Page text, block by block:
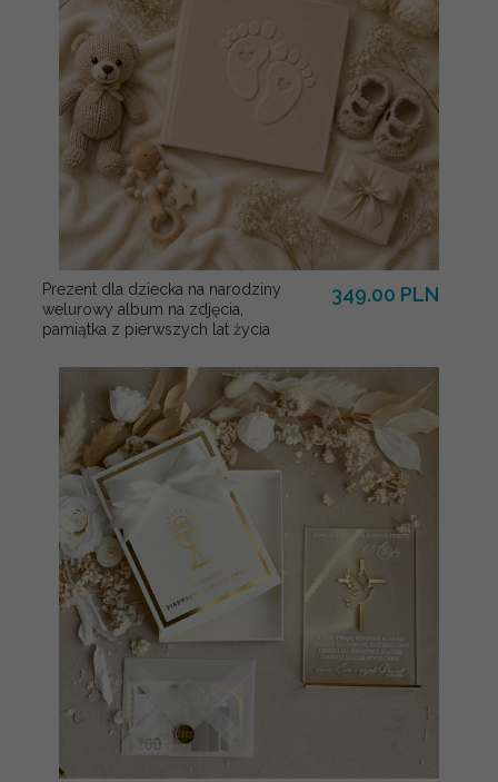
Prezent dla dziecka na narodziny
welurowy album na zdjęcia,
pamiątka z pierwszych lat życia
349.00 PLN